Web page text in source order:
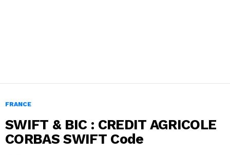
FRANCE
SWIFT & BIC : CREDIT AGRICOLE
CORBAS SWIFT Code